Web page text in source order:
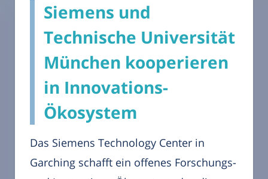
Siemens und
Technische Universität
München kooperieren
in Innovations-
Ökosystem
Das Siemens Technology Center in
Garching schafft ein offenes Forschungs-